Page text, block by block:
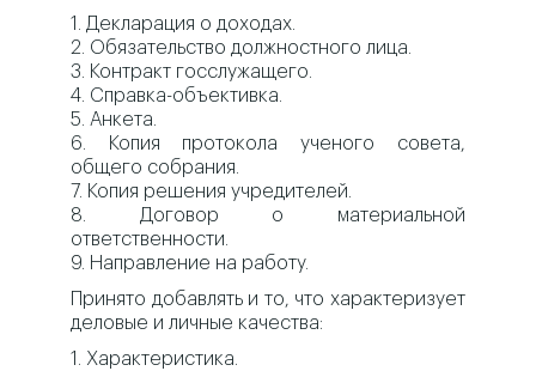
1. Декларация о доходах.
2. Обязательство должностного лица.
3. Контракт госслужащего.
4. Справка-объективка.
5. Анкета.
6. Копия протокола ученого совета,
общего собрания.
7. Копия решения учредителей.
8. Договор о материальной
ответственности.
9. Направление на работу.
Принято добавлять и то, что характеризует
деловые и личные качества:
1. Характеристика.